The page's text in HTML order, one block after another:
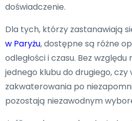
doświadczenie.
Dla tych, którzy zastanawiają
w Paryżu, dostępne są różne
odległości i czasu. Bez
jednego klubu do drugiego, czy
zakwaterowania po
pozostają niezawodnym